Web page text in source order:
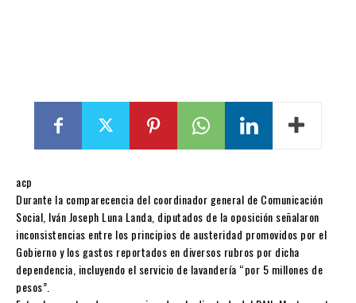
acp
Durante la comparecencia del coordinador general de Comunicación
Social, Iván Joseph Luna Landa, diputados de la oposición señalaron
inconsistencias entre los principios de austeridad promovidos por el
Gobierno y los gastos reportados en diversos rubros por dicha
dependencia, incluyendo el servicio de lavandería “por 5 millones de
pesos”.